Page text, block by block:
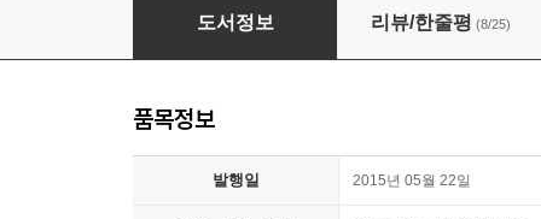
보떼봉떼 플라워 클래스
도서정보 리뷰/한줄평 (8/25)
품목정보
발행일 2015년 05월 22일